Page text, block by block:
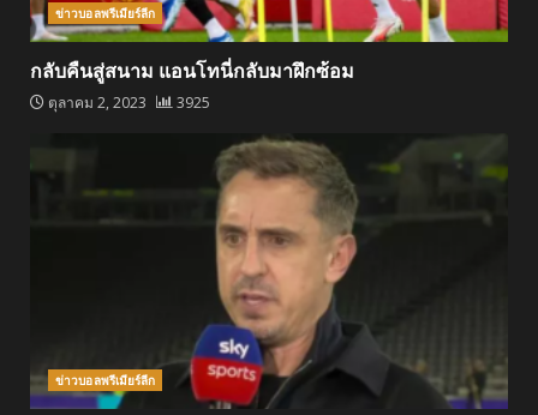
ข่าวบอลพรีเมียร์ลีก
กลับคืนสู่สนาม แอนโทนี่กลับมาฝึกซ้อม
ตุลาคม 2, 2023 3925
ข่าวบอลพรีเมียร์ลีก